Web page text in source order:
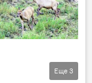
Еще 3